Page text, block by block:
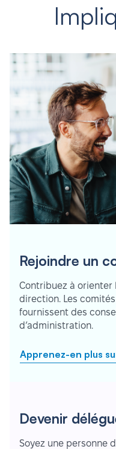
Rejoindre un
Contribuez à orienter
direction. Les
fournissent des
d’administration.
Apprenez-en plus
Devenir
Soyez une personne